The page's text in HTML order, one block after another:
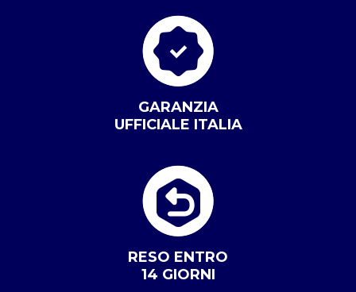
GARANZIA
UFFICIALE ITALIA
RESO ENTRO
14 GIORNI